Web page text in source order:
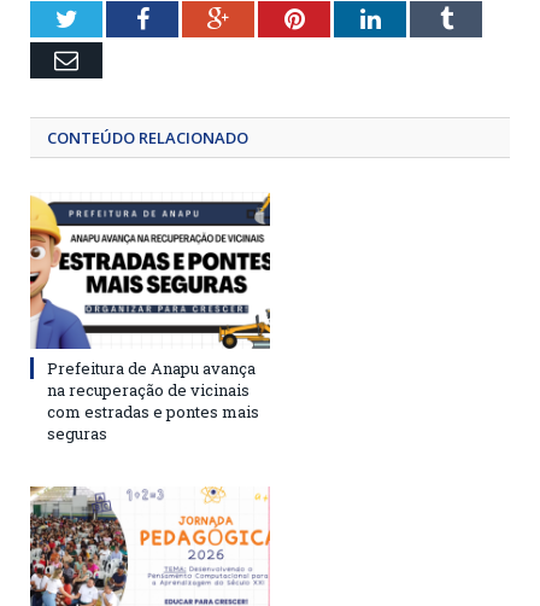
TwitterFacebookGoogle+PinterestLinkedInTumblr
Email
CONTEÚDO RELACIONADO
Prefeitura de Anapu avança
na recuperação de vicinais
com estradas e pontes mais
seguras